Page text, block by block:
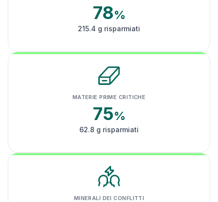
78%
215.4 g risparmiati
MATERIE PRIME CRITICHE
75%
62.8 g risparmiati
MINERALI DEI CONFLITTI